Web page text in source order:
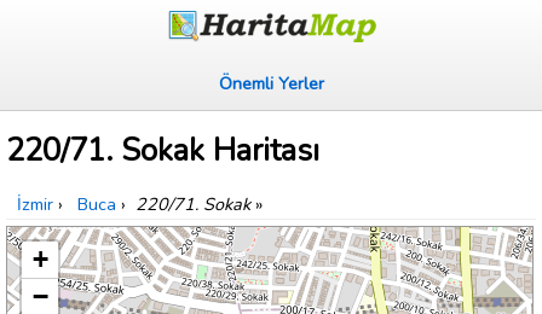
Önemli Yerler
220/71. Sokak Haritası
İzmir › Buca › 220/71. Sokak»
+
−